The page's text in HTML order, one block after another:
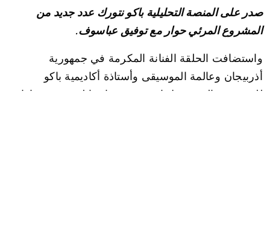
صدر على المنصة التحليلية باكو نتورك عدد جديد من
المشروع المرئي حوار مع توفيق عباسوف.
واستضافت الحلقة الفنانة المكرمة في جمهورية
أذربيجان وعالمة الموسيقى وأستاذة أكاديمية باكو
للموسيقى التي تحمل اسم عزير حاجيبايلي زمرود داداش